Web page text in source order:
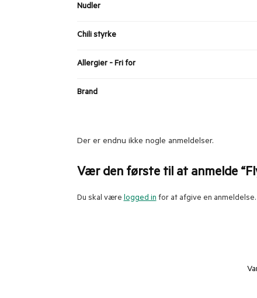
Nudler
Chili styrke
Allergier - Fri for
Brand
Der er endnu ikke nogle anmeldelser.
Vær den første til at anmelde
Du skal værelogged infor at afgive en anmeldelse.